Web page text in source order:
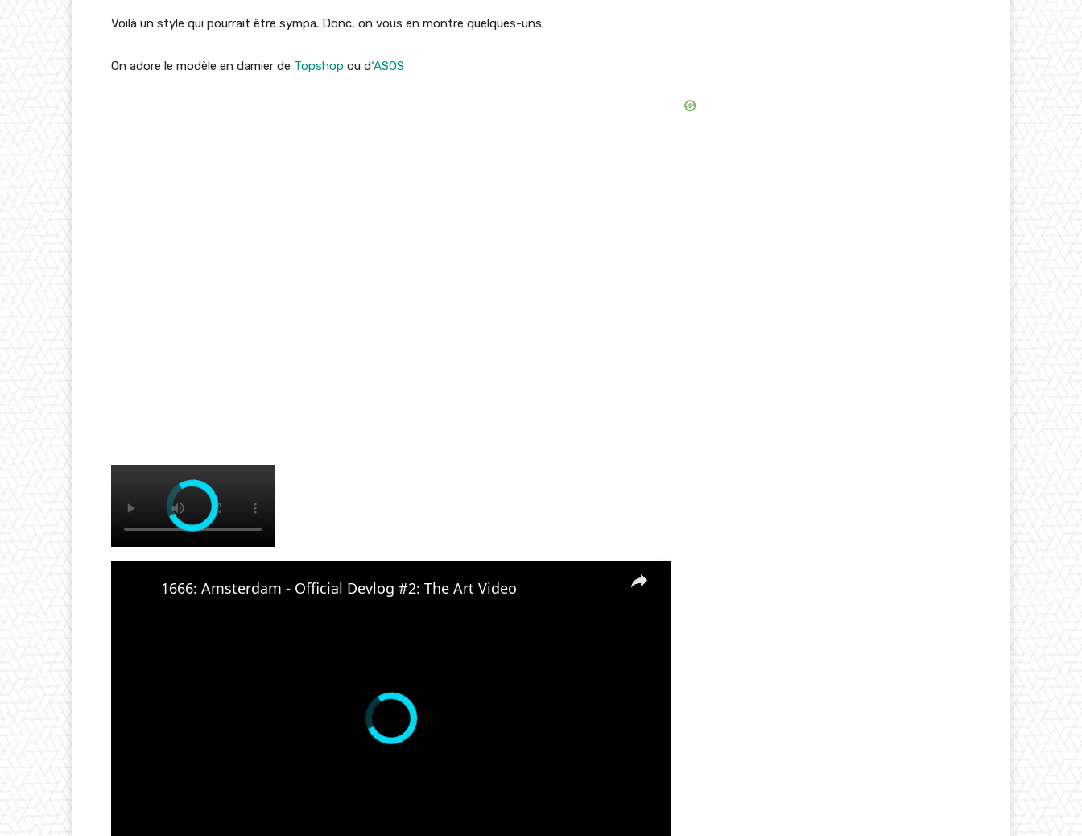
Voilà un style qui pourrait être sympa. Donc, on vous en montre quelques-uns.
On adore le modèle en damier de Topshop ou d‘ASOS
1666: Amsterdam - Official Devlog #2: The Art Video